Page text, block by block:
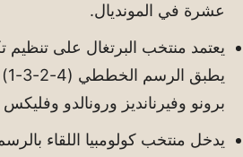
عشرة في المونديال.
يعتمد منتخب البرتغال على
برونو وفيرنانديز ورونالدو
يدخل منتخب كولومبيا اللقاء